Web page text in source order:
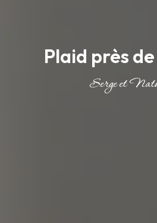
Plaid près
Serge et